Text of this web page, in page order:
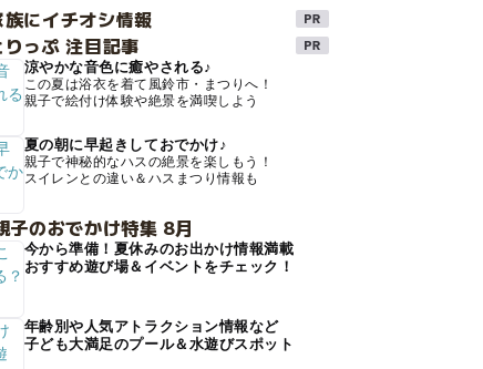
にイチオシ情報
っぷ 注目記事
涼やかな音色に癒やされる♪
この夏は浴衣を着て風鈴市・まつりへ！
親子で絵付け体験や絶景を満喫しよう
夏の朝に早起きしておでかけ♪
親子で神秘的なハスの絶景を楽しもう！
スイレンとの違い＆ハスまつり情報も
子のおでかけ特集 8月
今から準備！夏休みのお出かけ情報満載
おすすめ遊び場＆イベントをチェック！
年齢別や人気アトラクション情報など
子ども大満足のプール＆水遊びスポット